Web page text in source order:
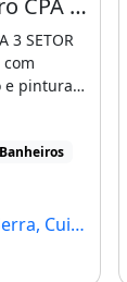
Casa no Bairro CPA 3 SETOR 5
3 SETOR
e pintura
quartos [...]
- MT